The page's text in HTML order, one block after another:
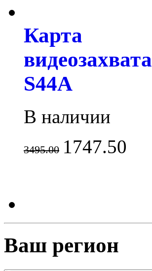
Карта
видеозахвата
S44A
В наличии
3495.00 1747.50
Ваш регион